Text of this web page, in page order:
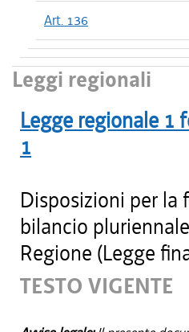
Art. 136
Leggi regionali
Legge regionale 1
1
Disposizioni per la
bilancio
Regione (Legge
TESTO VIGENTE